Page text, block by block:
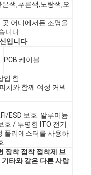
은색,푸른색,노랑색,오
곳 어디에서든 조명을
니다.
입니다
PCB 케이블
입 힘
치와 함께 여성 커넥
ESD 보호: 알루미늄
호 / 투명한 ITO 전기
폴리에스터를 사용하
장착 접착 접착제 브
타와 같은 다른 사람